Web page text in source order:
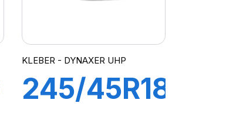
KLEBER - DYNAXER UHP
245/45R18